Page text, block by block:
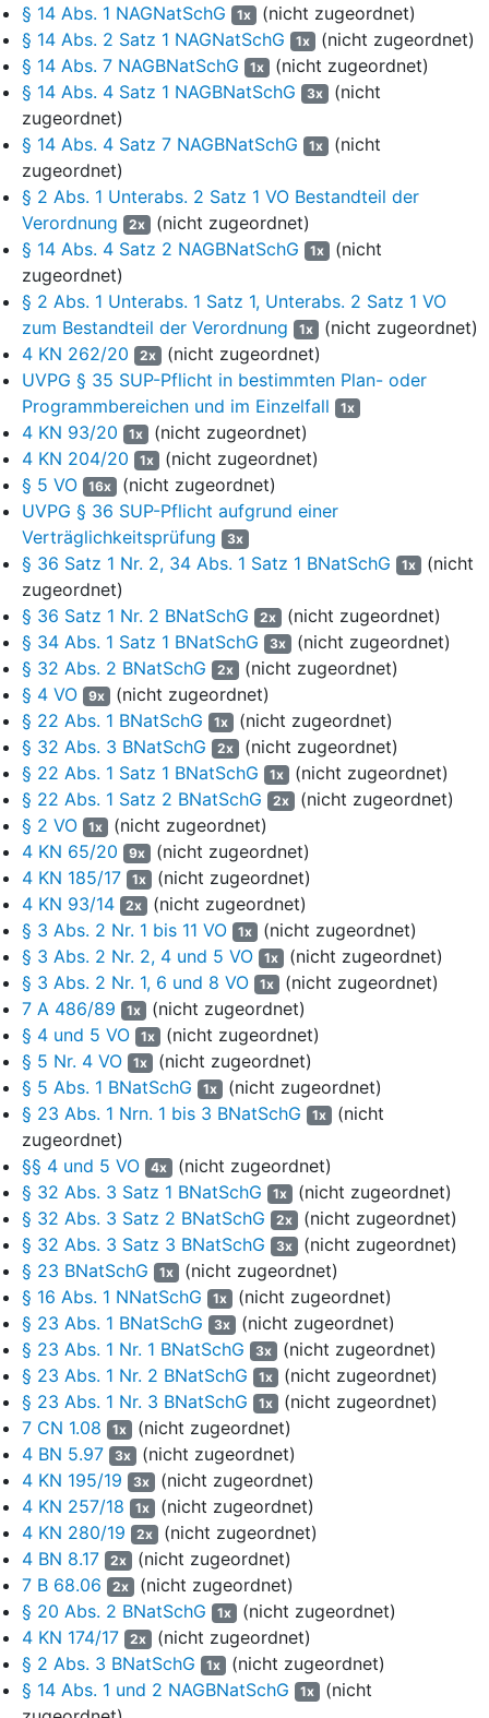
insbesondere den R., die S. sowie die Niedersächsischen
Landesforsten, welche gemeinsam über mehr als 70 Prozent der
Eigentumsflächen im Naturschutzgebiet verfügen. Auf Antrag des
Antragsgegners und mit Zustimmung des Landkreises Harburg
übertrug das Niedersächsische Ministerium für Umwelt, Energie,
Bauen und Klimaschutz (MU) mit Verfügung vom
21. Februar 2020 die Zuständigkeit für die hoheitliche Sicherung
des FFH-Gebiets auf den Antragsgegner, soweit es die im Gebiet
des Landkreises Harburg gelegenen Flächen betrifft.
Mit Schreiben vom 4. März 2020 hörte der Antragsgegner die
gebietsbetroffenen Gemeinden (im Landkreis Heidekreis: Stadt
Soltau, Stadt Schneverdingen sowie Gemeinde Bispingen; im
Landkreis Harburg: Stadt Buchholz in der Nordheide,
Samtgemeinde Tostest und ihre Mitgliedsgemeinden Handeloh
und Welle sowie Samtgemeinde Hanstedt und ihre
Mitgliedsgemeinden Asendorf, Egestorf, Hanstedt und A-Stadt),
sonst betroffenen Behörden sowie weitere Träger öffentlicher
Belange zu der geplanten Schutzgebietsausweisung an. Mit
weiterem Schreiben selben Datums erfolgte zudem eine
Anhörung von anerkannten Naturschutzvereinigungen. Im
Zeitraum vom 16. März 2020 bis zum 25. Mai 2020 fand darüber
hinaus eine öffentliche Auslegung des Verordnungsentwurfs
mitsamt den dazugehörigen Übersichts- und Detailkarten, der
Begründung sowie einer Gegenüberstellung der Regelungen der
Neuverordnung mit den Regelungen der Vorgängerverordnung
vom 17. Juni 1993 statt. Dies erfolgte bei den von der
Schutzgebietsausweisung betroffenen Gemeinden (Stadt Soltau,
Stadt Schneverdingen, Gemeinde Bispingen, Stadt Buchholz in
der Nordheide, Samtgemeinde Tostedt und Samtgemeinde
Hanstedt), am Sitz des Landkreises Harburg in Winsen (Luhe)
sowie bei den Dienstleistungsbüros des Antragsgegners in Soltau
und in Bad Fallingbostel. Dem vorausgegangen waren - zunächst
für den Zeitraum vom 16. März 2020 bis zum 20. April 2020 -
jeweils öffentliche Bekanntmachungen der Auslegung durch die
Gemeinden mit dem Hinweis, dass während der Auslegungszeit
Bedenken und Anregungen vorgebracht werden können. Wegen
während der Auslegungszeit eingetretenen Einschränkungen der
Sprechzeiten bzw. teilweiser faktischer Schließungen der
Kommunalverwaltungen im Zuge der Maßnahmen zur
Bekämpfung der Corona-Pandemie wurde die Auslegung - nach
erneuten öffentlichen Bekanntmachungen - bis zum 25. Mai 2020
verlängert.
Im Rahmen des Beteiligungs- und Auslegungsverfahren gingen
insgesamt 58 Stellungnahmen von Gemeinden, Trägern
öffentliche Belange und anerkannten Naturschutzvereinigungen
ein. Von Seiten der betroffenen Grundstückseigentümer und
sonstigen Privatpersonen wurden 96 Stellungnahmen abgegeben.
Auch der Antragsteller zu 1. beteiligte sich im
Auslegungsverfahren. Er ist Eigentümer eines
landwirtschaftlichen Betriebs in T. -Stadt, der von der
Antragstellerin zu 2. mit Ackerbau, Schweinehaltung,
Grünlandbewirtschaftung und Forstwirtschaft betrieben wird. Zum
Betrieb gehört auch eine Biogasanlage. Innerhalb des
Naturschutzgebiets "Lüneburger Heide" stehen an Nutzflächen
rund 75 ha Ackerland, 5 ha Grünland und 70 ha Forstflächen im
Eigentum des Antragstellers zu 1.. Die Antragstellerin zu 2.
bewirtschaftet im Naturschutzgebiet neben diesen Flächen auch
noch zugepachtete Flächen im Umfang von rund 137 ha
Ackerland und 3 ha Grünland. Die Stellungnahme des
Antragstellers zu 1. im Auslegungsverfahren datiert vom
10. Mai 2020; eine weitere Ergänzung vom 5. Juni 2020.
Der Antragsgegner fasste die eingegangenen Stellungnahmen in
einer Abwägungstabelle zusammen und wog die vorgebrachten
Bedenken und Anregungen ab, was zu einer Reihe von
Änderungen im Verordnungstext, in den Verordnungskarten sowie
in der Verordnungsbegründung führte. Nach Befassung seines
Ausschusses für Bau, Umwelt und Landwirtschaft sowie des
Kreisausschusses beschloss der Kreistag des Antragsgegners
§ 14 Abs. 1 NAGNatSchG
1x (nicht zugeordnet)
§ 14 Abs. 2 Satz 1 NAGNatSchG
1x (nicht zugeordnet)
§ 14 Abs. 7 NAGBNatSchG
1x (nicht zugeordnet)
§ 14 Abs. 4 Satz 1 NAGBNatSchG
3x (nicht
zugeordnet)
§ 14 Abs. 4 Satz 7 NAGBNatSchG
1x (nicht
zugeordnet)
§ 2 Abs. 1 Unterabs. 2 Satz 1 VO Bestandteil der
Verordnung
2x (nicht zugeordnet)
§ 14 Abs. 4 Satz 2 NAGBNatSchG
1x (nicht
zugeordnet)
§ 2 Abs. 1 Unterabs. 1 Satz 1, Unterabs. 2 Satz 1 VO
zum Bestandteil der Verordnung
1x (nicht zugeordnet)
4 KN 262/20
2x (nicht zugeordnet)
UVPG § 35 SUP-Pflicht in bestimmten Plan- oder
Programmbereichen und im Einzelfall
1x
4 KN 93/20 1x (nicht zugeordnet)
4 KN 204/20
1x (nicht zugeordnet)
§ 5 VO
16x (nicht zugeordnet)
UVPG § 36 SUP-Pflicht aufgrund einer
Verträglichkeitsprüfung
3x
§ 36 Satz 1 Nr. 2, 34 Abs. 1 Satz 1 BNatSchG 1x (nicht
zugeordnet)
§ 36 Satz 1 Nr. 2 BNatSchG
2x (nicht zugeordnet)
§ 34 Abs. 1 Satz 1 BNatSchG
3x (nicht zugeordnet)
§ 32 Abs. 2 BNatSchG
2x (nicht zugeordnet)
§ 4 VO
9x (nicht zugeordnet)
§ 22 Abs. 1 BNatSchG
1x (nicht zugeordnet)
§ 32 Abs. 3 BNatSchG
2x (nicht zugeordnet)
§ 22 Abs. 1 Satz 1 BNatSchG
1x (nicht zugeordnet)
§ 22 Abs. 1 Satz 2 BNatSchG
2x (nicht zugeordnet)
§ 2 VO
1x (nicht zugeordnet)
4 KN 65/20
9x (nicht zugeordnet)
4 KN 185/17
1x (nicht zugeordnet)
4 KN 93/14
2x (nicht zugeordnet)
§ 3 Abs. 2 Nr. 1 bis 11 VO
1x (nicht zugeordnet)
§ 3 Abs. 2 Nr. 2, 4 und 5 VO
1x (nicht zugeordnet)
§ 3 Abs. 2 Nr. 1, 6 und 8 VO
1x (nicht zugeordnet)
7 A 486/89
1x (nicht zugeordnet)
§ 4 und 5 VO
1x (nicht zugeordnet)
§ 5 Nr. 4 VO
1x (nicht zugeordnet)
§ 5 Abs. 1 BNatSchG
1x (nicht zugeordnet)
§ 23 Abs. 1 Nrn. 1 bis 3 BNatSchG
1x (nicht
zugeordnet)
§§ 4 und 5 VO
4x (nicht zugeordnet)
§ 32 Abs. 3 Satz 1 BNatSchG
1x (nicht zugeordnet)
§ 32 Abs. 3 Satz 2 BNatSchG
2x (nicht zugeordnet)
§ 32 Abs. 3 Satz 3 BNatSchG
3x (nicht zugeordnet)
§ 23 BNatSchG
1x (nicht zugeordnet)
§ 16 Abs. 1 NNatSchG
1x (nicht zugeordnet)
§ 23 Abs. 1 BNatSchG
3x (nicht zugeordnet)
§ 23 Abs. 1 Nr. 1 BNatSchG
3x (nicht zugeordnet)
§ 23 Abs. 1 Nr. 2 BNatSchG
1x (nicht zugeordnet)
§ 23 Abs. 1 Nr. 3 BNatSchG
1x (nicht zugeordnet)
7 CN 1.08
1x (nicht zugeordnet)
4 BN 5.97
3x (nicht zugeordnet)
4 KN 195/19
3x (nicht zugeordnet)
4 KN 257/18
1x (nicht zugeordnet)
4 KN 280/19
2x (nicht zugeordnet)
4 BN 8.17
2x (nicht zugeordnet)
7 B 68.06
2x (nicht zugeordnet)
§ 20 Abs. 2 BNatSchG
1x (nicht zugeordnet)
4 KN 174/17
2x (nicht zugeordnet)
§ 2 Abs. 3 BNatSchG
1x (nicht zugeordnet)
§ 14 Abs. 1 und 2 NAGBNatSchG
1x (nicht